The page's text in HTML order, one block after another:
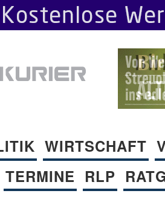
WIRTSCHAFT
TERMINE RLP